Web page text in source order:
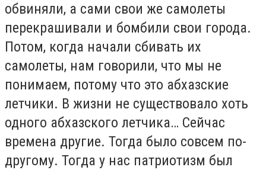
обвиняли, а сами свои же самолеты
перекрашивали и бомбили свои города.
Потом, когда начали сбивать их
самолеты, нам говорили, что мы не
понимаем, потому что это абхазские
летчики. В жизни не существовало хоть
одного абхазского летчика… Сейчас
времена другие. Тогда было совсем по-
другому. Тогда у нас патриотизм был